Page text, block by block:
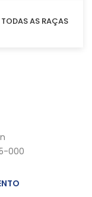
TODAS AS RAÇAS
000